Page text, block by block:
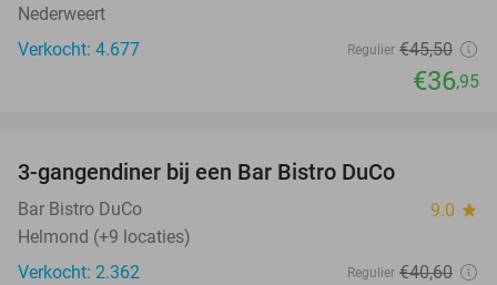
Nederweert
Verkocht: 4.677
Regulier €45,50
€36,95
3-gangendiner bij een Bar Bistro DuCo
Bar Bistro DuCo 9.0 star
Helmond (+9 locaties)
Verkocht: 2.362
Regulier €40,60